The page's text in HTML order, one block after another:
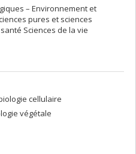
– Environnement et
pures et sciences
Sciences de la vie
cellulaire
végétale